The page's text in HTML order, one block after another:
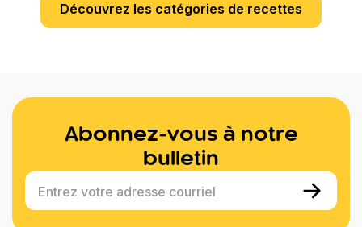
Découvrez les catégories de recettes
Abonnez-vous à notre
bulletin
Entrez votre adresse courriel